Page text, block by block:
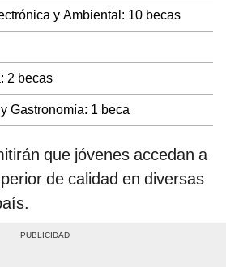
y Ambiental: 10 becas
2 becas
Gastronomía: 1 beca
que jóvenes accedan a
de calidad en diversas